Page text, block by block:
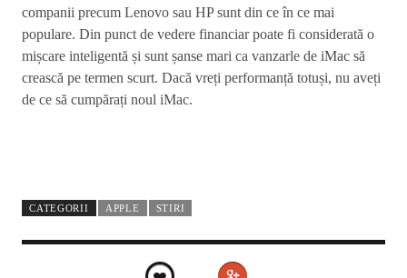
companii precum Lenovo sau HP sunt din ce în ce mai
populare. Din punct de vedere financiar poate fi considerată o
mișcare inteligentă și sunt șanse mari ca vanzarle de iMac să
crească pe termen scurt. Dacă vreți performanță totuși, nu aveți
de ce să cumpărați noul iMac.
CATEGORII APPLE STIRI